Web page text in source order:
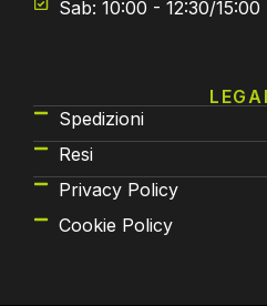
Sab: 10:00 - 12:30/15:00
Spedizioni
Resi
Privacy Policy
Cookie Policy